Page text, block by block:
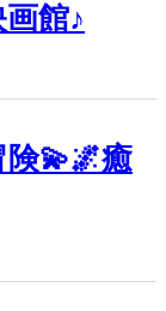
館♪
💫🌌癒